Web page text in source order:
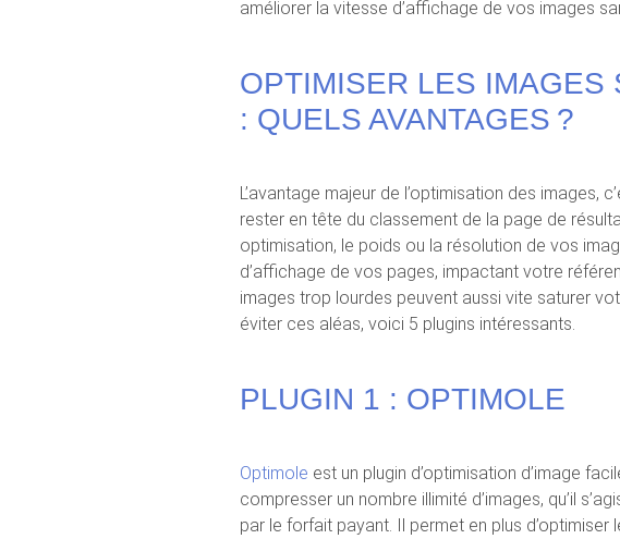
améliorer la vitesse d’affichage de vos images
OPTIMISER LES IMAGES
: QUELS AVANTAGES ?
L’avantage majeur de l’optimisation des images,
rester en tête du classement de la page de
optimisation, le poids ou la résolution de vos
d’affichage de vos pages, impactant votre
images trop lourdes peuvent aussi vite saturer
éviter ces aléas, voici 5 plugins intéressants.
PLUGIN 1 : OPTIMOLE
Optimole est un plugin d’optimisation d’image
compresser un nombre illimité d’images, qu’il
par le forfait payant. Il permet en plus d’optimiser